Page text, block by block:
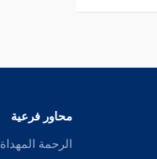
محاور فرعية
الرحمة المهداة